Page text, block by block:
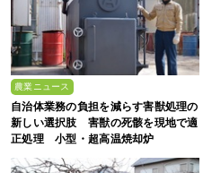
農業ニュース
自治体業務の負担を減らす害獣処理の
新しい選択肢 害獣の死骸を現地で適
正処理 小型・超高温焼却炉
『ACE0.5型』